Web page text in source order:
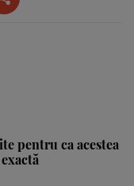
pentru ca acestea